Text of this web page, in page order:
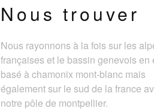
Nous trouver
Nous rayonnons à la fois sur les
françaises et le bassin genevois en
basé à chamonix mont-blanc mais
également sur le sud de la france
notre pôle de montpellier.